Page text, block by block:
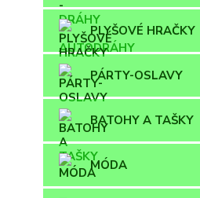
PLYŠOVÉ HRAČKY
PÁRTY-OSLAVY
BATOHY A TAŠKY
MÓDA